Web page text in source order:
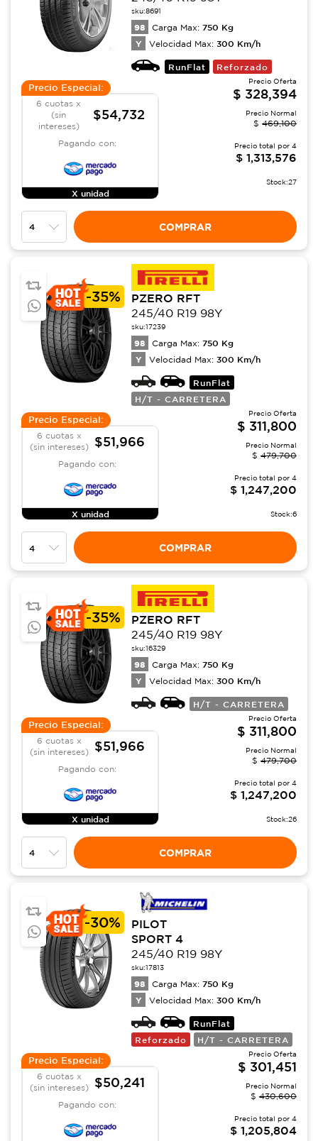
sku:8691
98 Carga Max: 750 Kg
Y Velocidad Max: 300 Km/h
RunFlat Reforzado
Precio Especial:
6 cuotas x
(sin
intereses)
$54,732
Pagando con:
X unidad
Precio Oferta
$ 328,394
Precio Normal
$ 469,100
Precio total por 4
$ 1,313,576
Stock:27
COMPRAR
-35%
PZERO RFT
245/40 R19 98Y
sku:17239
98 Carga Max: 750 Kg
Y Velocidad Max: 300 Km/h
RunFlat
H/T - CARRETERA
Precio Especial:
6 cuotas x
(sin intereses)
$51,966
Pagando con:
X unidad
Precio Oferta
$ 311,800
Precio Normal
$ 479,700
Precio total por 4
$ 1,247,200
Stock:6
COMPRAR
-35%
PZERO RFT
245/40 R19 98Y
sku:16329
98 Carga Max: 750 Kg
Y Velocidad Max: 300 Km/h
H/T - CARRETERA
Precio Especial:
6 cuotas x
(sin intereses)
$51,966
Pagando con:
X unidad
Precio Oferta
$ 311,800
Precio Normal
$ 479,700
Precio total por 4
$ 1,247,200
Stock:26
COMPRAR
-30%
PILOT
SPORT 4
245/40 R19 98Y
sku:17813
98 Carga Max: 750 Kg
Y Velocidad Max: 300 Km/h
RunFlat
Reforzado
H/T - CARRETERA
Precio Especial:
6 cuotas x
(sin intereses)
$50,241
Pagando con:
Precio Oferta
$ 301,451
Precio Normal
$ 430,600
Precio total por 4
$ 1,205,804